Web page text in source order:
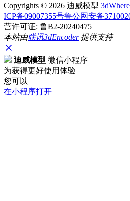
Copyrights © 2026 迪威模型
ICP备09007355号鲁公网安备
营许可证: 鲁B2-20240475
本站由联讯3dEncoder提供支持
迪威模型 微信小程序
为获得更好使用体验
您可以
在小程序打开